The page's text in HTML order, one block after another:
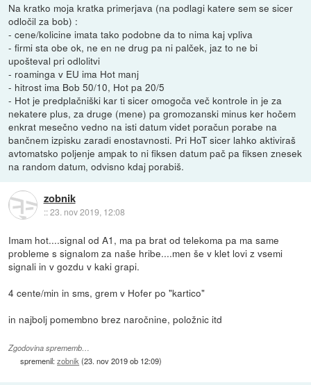
Na kratko moja kratka primerjava (na podlagi katere sem se sicer
odločil za bob) :
- cene/kolicine imata tako podobne da to nima kaj vpliva
- firmi sta obe ok, ne en ne drug pa ni palček, jaz to ne bi
upošteval pri odlolitvi
- roaminga v EU ima Hot manj
- hitrost ima Bob 50/10, Hot pa 20/5
- Hot je predplačniški kar ti sicer omogoča več kontrole in je za
nekatere plus, za druge (mene) pa gromozanski minus ker hočem
enkrat mesečno vedno na isti datum videt poračun porabe na
bančnem izpisku zaradi enostavnosti. Pri HoT sicer lahko aktiviraš
avtomatsko poljenje ampak to ni fiksen datum pač pa fiksen znesek
na random datum, odvisno kdaj porabiš.
zobnik
::23. nov 2019, 12:08
Imam hot....signal od A1, ma pa brat od telekoma pa ma same
probleme s signalom za naše hribe....men še v klet lovi z vsemi
signali in v gozdu v kaki grapi.
4 cente/min in sms, grem v Hofer po "kartico"
in najbolj pomembno brez naročnine, položnic itd
Zgodovina sprememb…
spremenil:zobnik (23. nov 2019 ob 12:09)